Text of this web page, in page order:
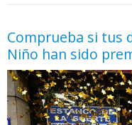
Comprueba si tus
Niño han sido